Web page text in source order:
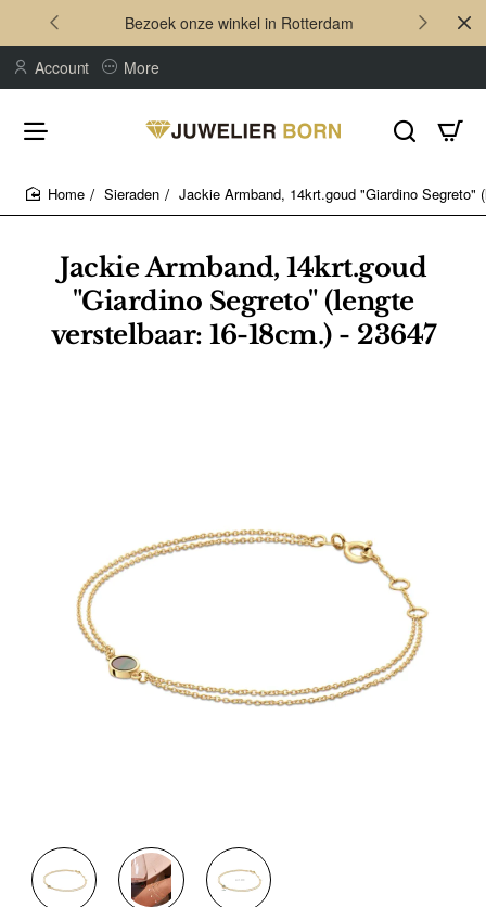
Bezoek onze winkel in Rotterdam
Account More
Jackie Armband, 14krt.goud
"Giardino Segreto" (lengte
verstelbaar: 16-18cm.) - 23647
Sieraden Jackie Armband, 14krt.goud "Giardino Segreto"